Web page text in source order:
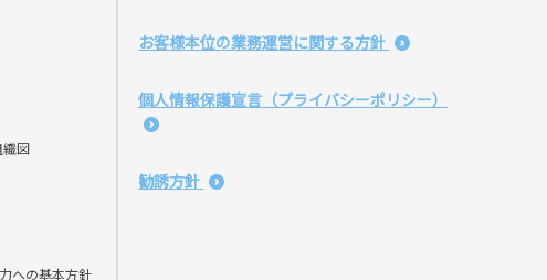
織図
への基本方針
お客様本位の業務運営に関する方針
個人情報保護宣言（プライバシーポリシー）
勧誘方針